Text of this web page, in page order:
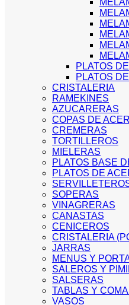
PLATOS
PLATOS
CRISTALERIA
RAMEKINES
AZUCARERAS
COPAS DE
CREMERAS
TORTILLEROS
MIELERAS
PLATOS BASE
PLATOS DE
SOPERAS
VINAGRERAS
CANASTAS
CENICEROS
CRISTALERIA
JARRAS
MENUS Y
SALEROS Y
SALSERAS
TABLAS Y
VASOS